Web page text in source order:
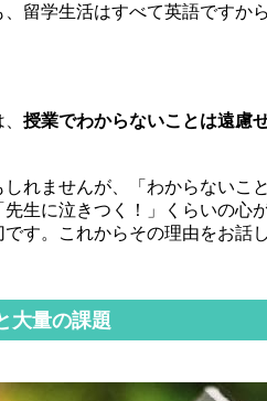
留学生活はすべて英語ですか
授業でわからないことは遠慮
れませんが、「わからないこ
生に泣きつく！」くらいの心
す。これからその理由をお話
大量の課題